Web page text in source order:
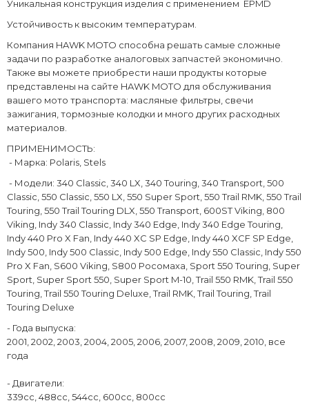
Уникальная конструкция изделия с применением EPMD
Устойчивость к высоким температурам.
Компания HAWK MOTO способна решать самые сложные
задачи по разработке аналоговых запчастей экономично.
Также вы можете приобрести наши продукты которые
представлены на сайте HAWK MOTO для обслуживания
вашего мото транспорта: масляные фильтры, свечи
зажигания, тормозные колодки и много других расходных
материалов.
ПРИМЕНИМОСТЬ:
- Марка: Polaris, Stels
- Модели: 340 Classic, 340 LX, 340 Touring, 340 Transport, 500
Classic, 550 Classic, 550 LX, 550 Super Sport, 550 Trail RMK, 550 Trail
Touring, 550 Trail Touring DLX, 550 Transport, 600ST Viking, 800
Viking, Indy 340 Classic, Indy 340 Edge, Indy 340 Edge Touring,
Indy 440 Pro X Fan, Indy 440 XC SP Edge, Indy 440 XCF SP Edge,
Indy 500, Indy 500 Classic, Indy 500 Edge, Indy 550 Classic, Indy 550
Pro X Fan, S600 Viking, S800 Росомаха, Sport 550 Touring, Super
Sport, Super Sport 550, Super Sport M-10, Trail 550 RMK, Trail 550
Touring, Trail 550 Touring Deluxe, Trail RMK, Trail Touring, Trail
Touring Deluxe
- Года выпуска:
2001, 2002, 2003, 2004, 2005, 2006, 2007, 2008, 2009, 2010, все
года
- Двигатели:
339cc, 488cc, 544cc, 600cc, 800сс